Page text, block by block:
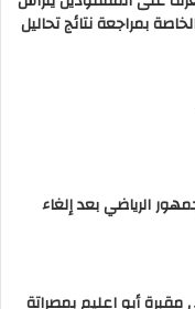
بمراجعة نتائج تحاليل
الجمهور الرياضي بعد إلغاء